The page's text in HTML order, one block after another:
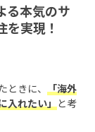
る本気のサ
実現！
きに、
「海外
れたい」 と考